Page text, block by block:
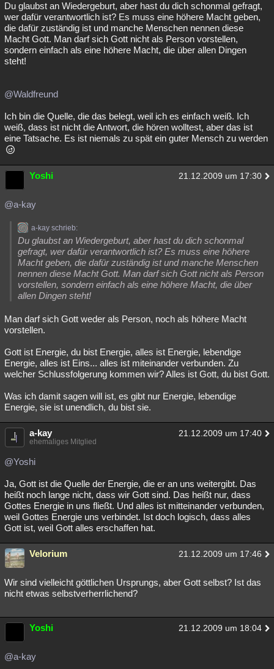
Du glaubst an Wiedergeburt, aber hast du dich schonmal gefragt,
wer dafür verantwortlich ist? Es muss eine höhere Macht geben,
die dafür zuständig ist und manche Menschen nennen diese
Macht Gott. Man darf sich Gott nicht als Person vorstellen,
sondern einfach als eine höhere Macht, die über allen Dingen
steht!
@Waldfreund
Ich bin die Quelle, die das belegt, weil ich es einfach weiß. Ich
weiß, dass ist nicht die Antwort, die hören wolltest, aber das ist
eine Tatsache. Es ist niemals zu spät ein guter Mensch zu werden
Yoshi 21.12.2009 um 17:30
@a-kay
a-kay schrieb:
Du glaubst an Wiedergeburt, aber hast du dich schonmal
gefragt, wer dafür verantwortlich ist? Es muss eine höhere
Macht geben, die dafür zuständig ist und manche Menschen
nennen diese Macht Gott. Man darf sich Gott nicht als Person
vorstellen, sondern einfach als eine höhere Macht, die über
allen Dingen steht!
Man darf sich Gott weder als Person, noch als höhere Macht
vorstellen.
Gott ist Energie, du bist Energie, alles ist Energie, lebendige
Energie, alles ist Eins... alles ist miteinander verbunden. Zu
welcher Schlussfolgerung kommen wir? Alles ist Gott, du bist Gott.
Was ich damit sagen will ist, es gibt nur Energie, lebendige
Energie, sie ist unendlich, du bist sie.
a-kay 21.12.2009 um 17:40
ehemaliges Mitglied
@Yoshi
Ja, Gott ist die Quelle der Energie, die er an uns weitergibt. Das
heißt noch lange nicht, dass wir Gott sind. Das heißt nur, dass
Gottes Energie in uns fließt. Und alles ist mitteinander verbunden,
weil Gottes Energie uns verbindet. Ist doch logisch, dass alles
Gott ist, weil Gott alles erschaffen hat.
Velorium 21.12.2009 um 17:46
Wir sind vielleicht göttlichen Ursprungs, aber Gott selbst? Ist das
nicht etwas selbstverherrlichend?
Yoshi 21.12.2009 um 18:04
@a-kay